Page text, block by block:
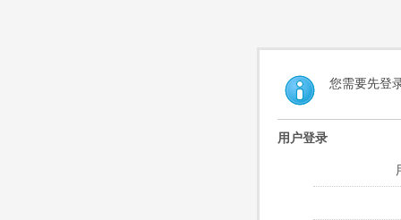
您需要先登
用户登录